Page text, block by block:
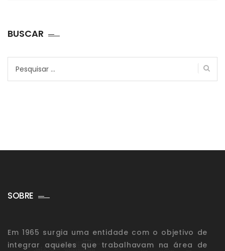
BUSCAR
SOBRE
Em 1965 surgia uma entidade com o objetivo de
integrar aqueles que trabalhavam na área de